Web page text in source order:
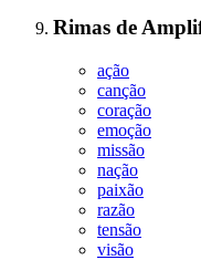
Rimas de
ação
canção
coração
emoção
missão
nação
paixão
razão
tensão
visão